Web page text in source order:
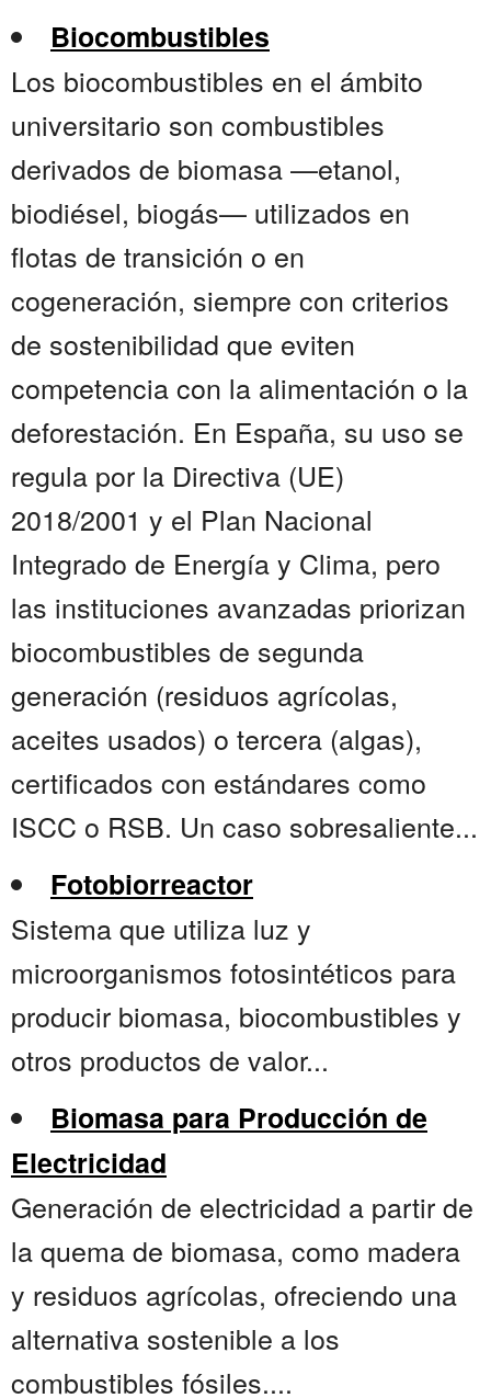
Biocombustibles
Los biocombustibles en el ámbito
universitario son combustibles
derivados de biomasa —etanol,
biodiésel, biogás— utilizados en
flotas de transición o en
cogeneración, siempre con criterios
de sostenibilidad que eviten
competencia con la alimentación o la
deforestación. En España, su uso se
regula por la Directiva (UE)
2018/2001 y el Plan Nacional
Integrado de Energía y Clima, pero
las instituciones avanzadas priorizan
biocombustibles de segunda
generación (residuos agrícolas,
aceites usados) o tercera (algas),
certificados con estándares como
ISCC o RSB. Un caso sobresaliente...
Fotobiorreactor
Sistema que utiliza luz y
microorganismos fotosintéticos para
producir biomasa, biocombustibles y
otros productos de valor...
Biomasa para Producción de
Electricidad
Generación de electricidad a partir de
la quema de biomasa, como madera
y residuos agrícolas, ofreciendo una
alternativa sostenible a los
combustibles fósiles....